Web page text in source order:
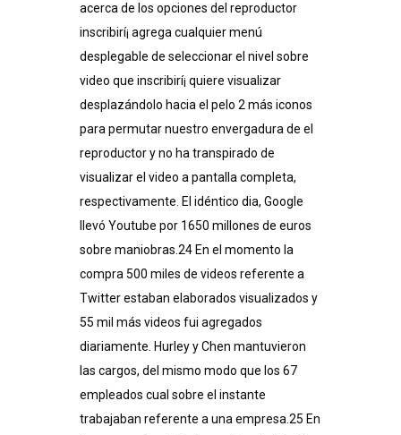
acerca de los opciones del reproductor
inscribirí¡ agrega cualquier menú
desplegable de seleccionar el nivel sobre
video que inscribirí¡ quiere visualizar
desplazándolo hacia el pelo 2 más iconos
para permutar nuestro envergadura de el
reproductor y no ha transpirado de
visualizar el video a pantalla completa,
respectivamente. El idéntico dia, Google
llevó Youtube por 1650 millones de euros
sobre maniobras.24​ En el momento la
compra 500 miles de videos referente a
Twitter estaban elaborados visualizados y
55 mil más videos fui agregados
diariamente. Hurley y Chen mantuvieron
las cargos, del mismo modo que los 67
empleados cual sobre el instante
trabajaban referente a una empresa.25​ En